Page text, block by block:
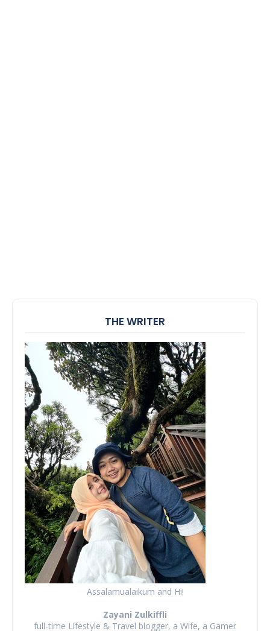
THE WRITER
Assalamualaikum and Hi!
Zayani Zulkiffli
full-time Lifestyle & Travel blogger, a Wife, a Gamer